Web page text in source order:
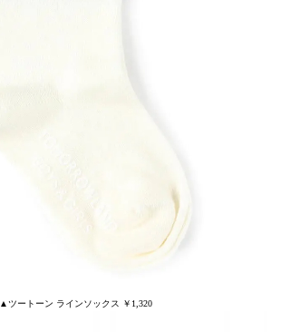
▲ツートーン ラインソックス ￥1,320